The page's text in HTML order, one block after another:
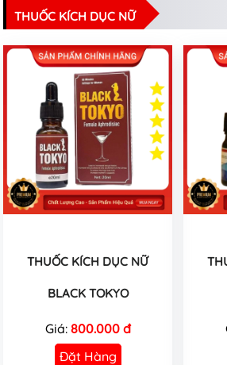
THUỐC KÍCH DỤC NỮ
THUỐC KÍCH DỤC NỮ
BLACK TOKYO
Giá: 800.000 đ
Đặt Hàng